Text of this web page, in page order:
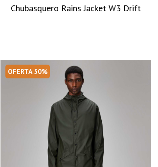
Chubasquero Rains Jacket W3 Drift
OFERTA 50%